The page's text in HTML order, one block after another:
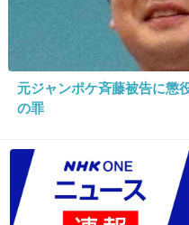
2014/06/16(月) 17:07:17
宇多田ヒカルも余計
に…。
揚げ足取り＆暇人の
元ジャンポケ斉藤被告に
の罪